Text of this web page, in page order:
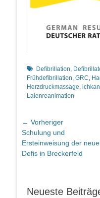
Schlagworte
Defibrillation,
Frühdefibrillation, GRC,
Herzdruckmassage,
Laienreanimation
Beitragsnavigation
← Vorheriger
Vorheriger
Beitrag:
Schulung und
Ersteinweisung der
Defis in Breckerfeld
Neueste